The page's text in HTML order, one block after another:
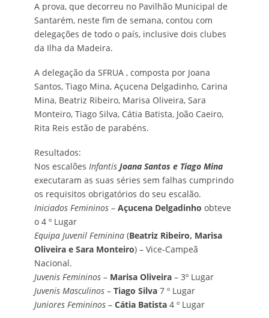
A prova, que decorreu no Pavilhão Municipal de
Santarém, neste fim de semana, contou com
delegações de todo o país, inclusive dois clubes
da Ilha da Madeira.
A delegação da SFRUA , composta por Joana
Santos, Tiago Mina, Açucena Delgadinho, Carina
Mina, Beatriz Ribeiro, Marisa Oliveira, Sara
Monteiro, Tiago Silva, Cátia Batista, João Caeiro,
Rita Reis estão de parabéns.
Resultados:
Nos escalões Infantis Joana Santos e Tiago Mina
executaram as suas séries sem falhas cumprindo
os requisitos obrigatórios do seu escalão.
Iniciados Femininos– Açucena Delgadinho obteve
o 4 º Lugar
Equipa Juvenil Feminina(Beatriz Ribeiro, Marisa
Oliveira e Sara Monteiro) – Vice-Campeã
Nacional.
Juvenis Femininos– Marisa Oliveira– 3º Lugar
Juvenis Masculinos– Tiago Silva7 º Lugar
Juniores Femininos– Cátia Batista4 º Lugar